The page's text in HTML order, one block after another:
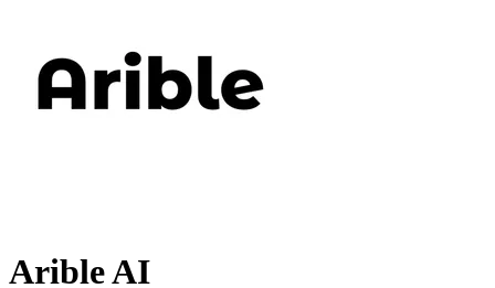
Arible AI